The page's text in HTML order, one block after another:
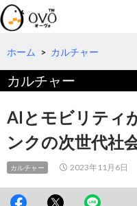
検
索
コ
テ
ツ
へ
動
ホーム > カルチャー
カルチャー
AIとモビリティ
ンクの次世代社
カルチャー 2023年11月6日